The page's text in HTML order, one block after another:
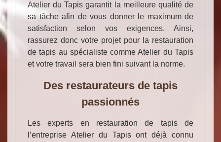
Atelier du Tapis garantit la meilleure qualité de
sa tâche afin de vous donner le maximum de
satisfaction selon vos exigences. Ainsi,
rassurez donc votre projet pour la restauration
de tapis au spécialiste comme Atelier du Tapis
et votre travail sera bien fini suivant la norme.
Des restaurateurs de tapis
passionnés
Les experts en restauration de tapis de
l’entreprise Atelier du Tapis ont déjà connu